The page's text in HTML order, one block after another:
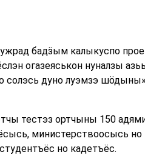
бадӟым калыкуспо
огазеяськон нуналзы
солэсь дуно луэмзэ
тестэз ортчыны 150
министерствоосысь но
но кадетъёс.